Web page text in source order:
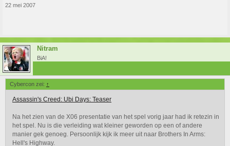
22 mei 2007
Nitram
BiA!
Cybercon zei: ↑
Assassin's Creed: Ubi Days: Teaser
Na het zien van de X06 presentatie van het spel vorig jaar had ik retezin in
het spel. Nu is die verleiding wat kleiner geworden op een of andere
manier gek genoeg. Persoonlijk kijk ik meer uit naar Brothers In Arms:
Hell's Highway.